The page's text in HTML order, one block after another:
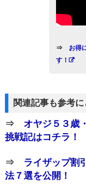
⇒
お得
す！
関連記事も参考に
⇒ オヤジ５３歳
挑戦記はコチラ！
⇒ ライザップ割
法７選を公開！